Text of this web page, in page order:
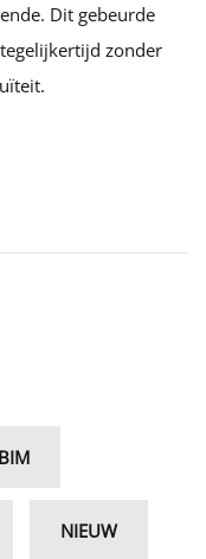
Dit gebeurde
zonder
NIEUW